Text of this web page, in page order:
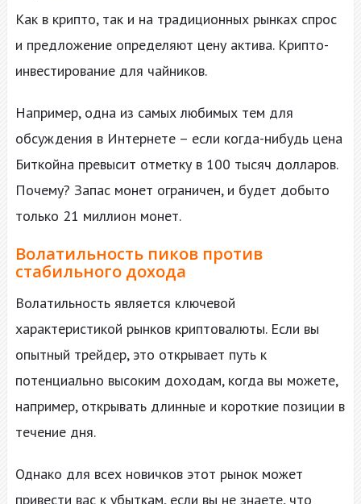
Как в крипто, так и на традиционных рынках спрос
и предложение определяют цену актива. Крипто-
инвестирование для чайников.
Например, одна из самых любимых тем для
обсуждения в Интернете – если когда-нибудь цена
Биткойна превысит отметку в 100 тысяч долларов.
Почему? Запас монет ограничен, и будет добыто
только 21 миллион монет.
Волатильность пиков против
стабильного дохода
Волатильность является ключевой
характеристикой рынков криптовалюты. Если вы
опытный трейдер, это открывает путь к
потенциально высоким доходам, когда вы можете,
например, открывать длинные и короткие позиции в
течение дня.
Однако для всех новичков этот рынок может
привести вас к убыткам, если вы не знаете, что